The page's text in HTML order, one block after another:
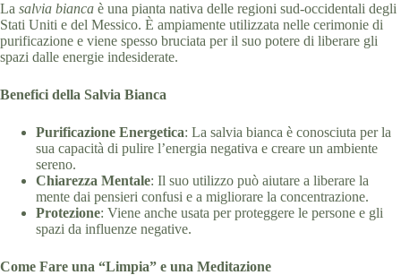
La salvia bianca è una pianta nativa delle regioni sud-occidentali degli
Stati Uniti e del Messico. È ampiamente utilizzata nelle cerimonie di
purificazione e viene spesso bruciata per il suo potere di liberare gli
spazi dalle energie indesiderate.
Benefici della Salvia Bianca
Purificazione Energetica: La salvia bianca è conosciuta per la
sua capacità di pulire l’energia negativa e creare un ambiente
sereno.
Chiarezza Mentale: Il suo utilizzo può aiutare a liberare la
mente dai pensieri confusi e a migliorare la concentrazione.
Protezione: Viene anche usata per proteggere le persone e gli
spazi da influenze negative.
Come Fare una “Limpia” e una Meditazione